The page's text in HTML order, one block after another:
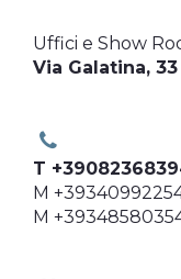
Uffici e Show
Via Galatina, 33
T
M
M